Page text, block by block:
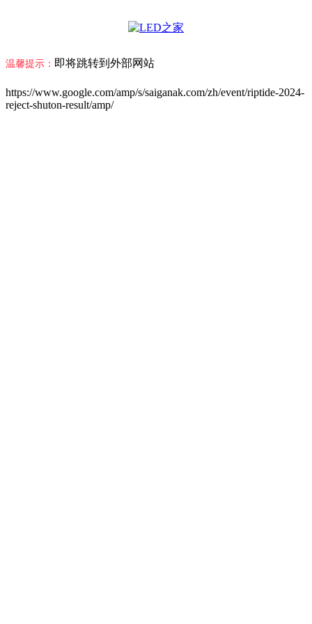
温馨提示： 即将跳转到外部网站
https://www.google.com/amp/s/saiganak.com/zh/event/riptide-2024-
reject-shuton-result/amp/